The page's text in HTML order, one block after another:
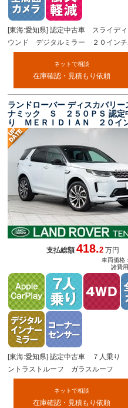
[東海:愛知県] 認定中古車 スライデ
ウンド デジタルミラー ２０インチ
ネットで相談
在庫確認・見積もり依頼
ランドローバー ディスカバリー
ナミック Ｓ ２５０ＰＳ 認定
り ＭＥＲＩＤＩＡＮ ２０イ
ラストルーフ ガラスルーフ
ー ＬＥＤヘッドライト シー
プルカープレイ アンドロイド
支払総額418.2 万円
車両価格
諸費
[東海:愛知県] 認定中古車 ７人乗
ントラストルーフ ガラスルーフ
ネットで相談
在庫確認・見積もり依頼